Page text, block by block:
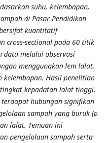
suhu, kelembapan,
di Pasar Pendidikan
kuantitatif
cross-sectional pada 60 titik
data melalui observasi
menggunakan lem lalat,
kelembapan. Hasil penelitian
kepadatan lalat tinggi.
hubungan signifikan
sampah yang buruk (p
lalat. Temuan ini
pengelolaan sampah serta